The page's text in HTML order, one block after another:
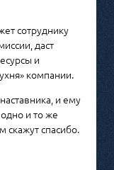
сотруднику
даст
и
компании.
и ему
и то же
скажут спасибо.